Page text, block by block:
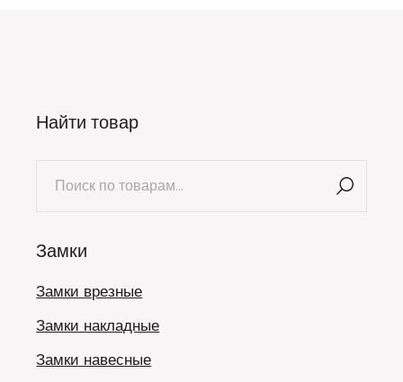
Найти товар
Замки
Замки врезные
Замки накладные
Замки навесные